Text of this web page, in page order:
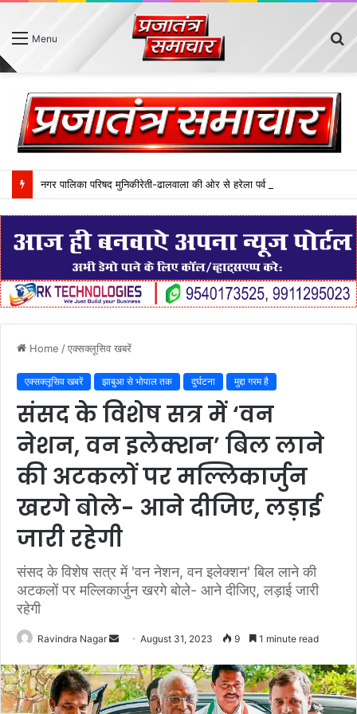
Menu
Home /एक्सक्लूसिव खबरें
एक्सक्लूसिव खबरें झाबुआ से भोपाल तक दुर्घटना मुद्दा गरम है
संसद के विशेष सत्र में ‘वन
नेशन, वन इलेक्शन’ बिल लाने
की अटकलों पर मल्लिकार्जुन
खरगे बोले- आने दीजिए, लड़ाई
जारी रहेगी
संसद के विशेष सत्र में 'वन नेशन, वन इलेक्शन' बिल लाने की
अटकलों पर मल्लिकार्जुन खरगे बोले- आने दीजिए, लड़ाई जारी
रहेगी
Ravindra Nagar
Send
email
August 31, 2023 9 1 minute read